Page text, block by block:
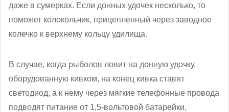
даже в сумерках. Если донных удочек несколько, то
поможет колокольчик, прицепленный через заводное
колечко к верхнему кольцу удилища.
В случае, когда рыболов ловит на донную удочку,
оборудованную кивком, на конец кивка ставят
светодиод, а к нему через мягкие телефонные провода
подводят питание от 1,5-вольтовой батарейки,